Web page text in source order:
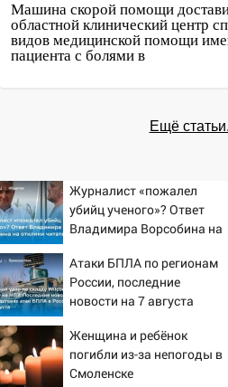
Машина скорой помощи
областной клинический центр
видов медицинской помощи
пациента с болями в
Ещё
Журналист «пожалел
убийц ученого»? Ответ
Владимира Ворсобина на
Атаки БПЛА по регионам
России, последние
новости на 7 августа
на склады Wildberries,
состояние пострадавших
Женщина и ребёнок
погибли из-за непогоды в
Смоленске